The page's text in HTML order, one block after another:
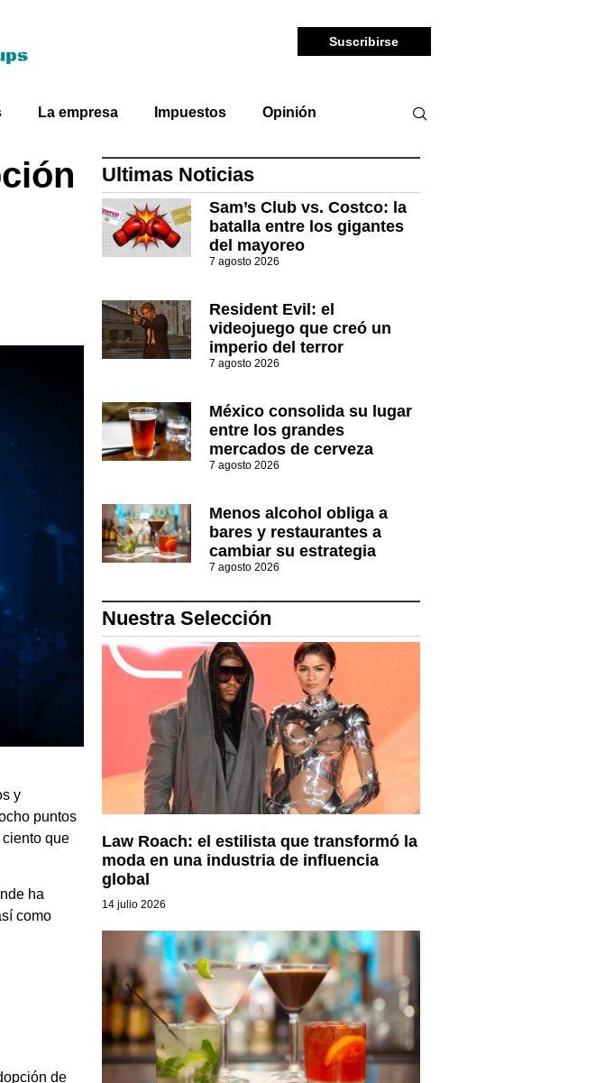
Suscribirse
La empresa Impuestos Opinión
y
puntos
ciento que
ha
como
de
Ultimas Noticias
Sam’s Club vs. Costco: la
batalla entre los gigantes
del mayoreo
7 agosto 2026
Resident Evil: el
videojuego que creó un
imperio del terror
7 agosto 2026
México consolida su lugar
entre los grandes
mercados de cerveza
7 agosto 2026
Menos alcohol obliga a
bares y restaurantes a
cambiar su estrategia
7 agosto 2026
Nuestra Selección
Law Roach: el estilista que transformó la
moda en una industria de influencia
global
14 julio 2026